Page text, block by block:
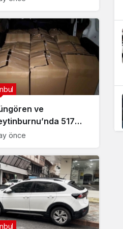
ve
517
uyuşturucu ele
önce